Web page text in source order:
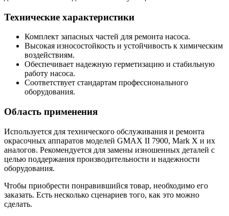
Технические характеристики
Комплект запасных частей для ремонта насоса.
Высокая износостойкость и устойчивость к химическим
воздействиям.
Обеспечивает надежную герметизацию и стабильную
работу насоса.
Соответствует стандартам профессионального
оборудования.
Область применения
Используется для технического обслуживания и ремонта
окрасочных аппаратов моделей GMAX II 7900, Mark X и их
аналогов. Рекомендуется для замены изношенных деталей с
целью поддержания производительности и надежности
оборудования.
Чтобы приобрести понравившийся товар, необходимо его
заказать. Есть несколько сценариев того, как это можно
сделать.